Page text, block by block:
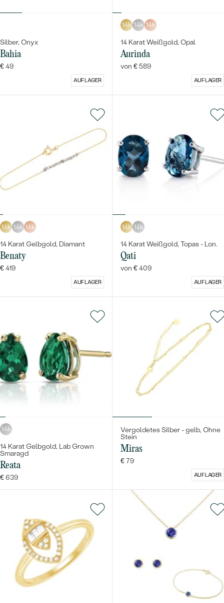
Silber, Onyx
Bahia
€ 49
AUF LAGER
14k 14k 14k
14 Karat Weißgold, Opal
Aurinda
von € 589
AUF LAGER
14k 14k 14k
14 Karat Gelbgold, Diamant
Benaty
€ 419
AUF LAGER
14k 14k
14 Karat Weißgold, Topas - Lon.
Qati
von € 409
AUF LAGER
14k
14 Karat Gelbgold, Lab Grown
Smaragd
Reata
€ 639
Vergoldetes Silber - gelb, Ohne
Stein
Miras
€ 79
AUF LAGER